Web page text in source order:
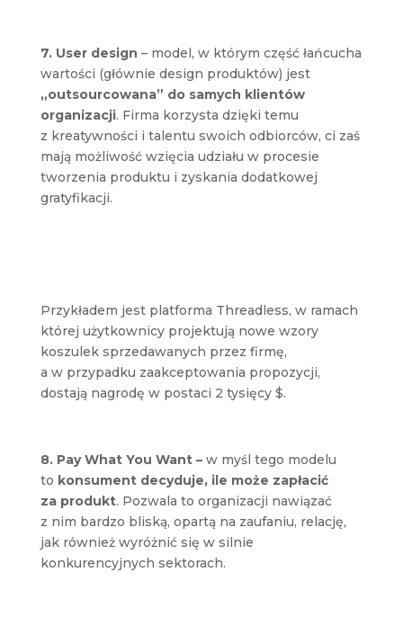
7. User design – model, w którym część łańcucha
wartości (głównie design produktów) jest
„outsourcowana” do samych klientów
organizacji. Firma korzysta dzięki temu
z kreatywności i talentu swoich odbiorców, ci zaś
mają możliwość wzięcia udziału w procesie
tworzenia produktu i zyskania dodatkowej
gratyfikacji.
Przykładem jest platforma Threadless, w ramach
której użytkownicy projektują nowe wzory
koszulek sprzedawanych przez firmę,
a w przypadku zaakceptowania propozycji,
dostają nagrodę w postaci 2 tysięcy $.
8. Pay What You Want – w myśl tego modelu
to konsument decyduje, ile może zapłacić
za produkt. Pozwala to organizacji nawiązać
z nim bardzo bliską, opartą na zaufaniu, relację,
jak również wyróżnić się w silnie
konkurencyjnych sektorach.